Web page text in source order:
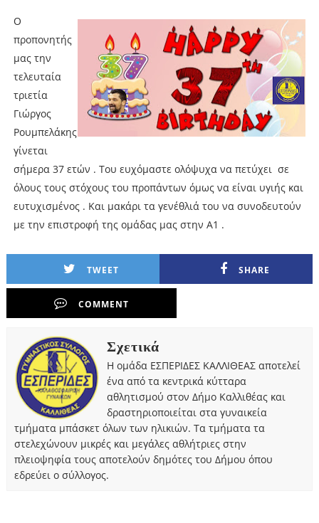
O
προπονητής
μας την
τελευταία
τριετία
Γιώργος
Ρουμπελάκης
γίνεται
σήμερα 37 ετών . Του ευχόμαστε ολόψυχα να πετύχει σε
όλους τους στόχους του προπάντων όμως να είναι υγιής και
ευτυχισμένος . Και μακάρι τα γενέθλιά του να συνοδευτούν
με την επιστροφή της ομάδας μας στην Α1 .
TWEET SHARE
COMMENT
Σχετικά
Η ομάδα ΕΣΠΕΡΙΔΕΣ ΚΑΛΛΙΘΕΑΣ αποτελεί
ένα από τα κεντρικά κύτταρα
αθλητισμού στον Δήμο Καλλιθέας και
δραστηριοποιείται στα γυναικεία
τμήματα μπάσκετ όλων των ηλικιών. Τα τμήματα τα
στελεχώνουν μικρές και μεγάλες αθλήτριες στην
πλειοψηφία τους αποτελούν δημότες του Δήμου όπου
εδρεύει ο σύλλογος.